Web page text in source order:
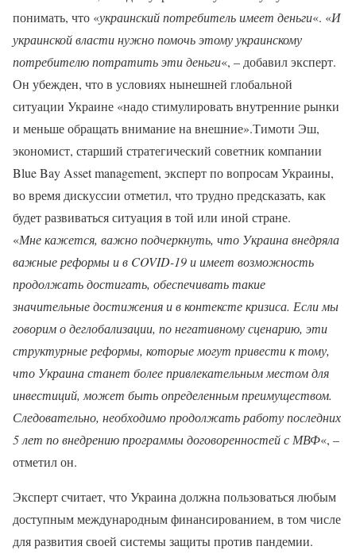
понимать, что «украинский потребитель имеет деньги«. «И
украинской власти нужно помочь этому украинскому
потребителю потратить эти деньги«, – добавил эксперт.
Он убежден, что в условиях нынешней глобальной
ситуации Украине «надо стимулировать внутренние рынки
и меньше обращать внимание на внешние».Тимоти Эш,
экономист, старший стратегический советник компании
Blue Bay Asset management, эксперт по вопросам Украины,
во время дискуссии отметил, что трудно предсказать, как
будет развиваться ситуация в той или иной стране.
«Мне кажется, важно подчеркнуть, что Украина внедряла
важные реформы и в COVID-19 и имеет возможность
продолжать достигать, обеспечивать такие
значительные достижения и в контексте кризиса. Если мы
говорим о деглобализации, по негативному сценарию, эти
структурные реформы, которые могут привести к тому,
что Украина станет более привлекательным местом для
инвестиций, может быть определенным преимуществом.
Следовательно, необходимо продолжать работу последних
5 лет по внедрению программы договоренностей с МВФ«, –
отметил он.
Эксперт считает, что Украина должна пользоваться любым
доступным международным финансированием, в том числе
для развития своей системы защиты против пандемии.